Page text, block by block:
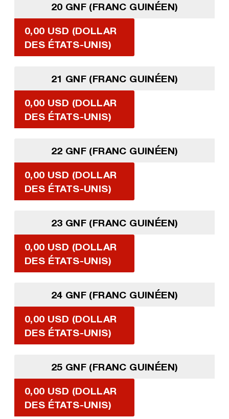
20 GNF (FRANC GUINÉEN)
0,00 USD (DOLLAR
DES ÉTATS-UNIS)
21 GNF (FRANC GUINÉEN)
0,00 USD (DOLLAR
DES ÉTATS-UNIS)
22 GNF (FRANC GUINÉEN)
0,00 USD (DOLLAR
DES ÉTATS-UNIS)
23 GNF (FRANC GUINÉEN)
0,00 USD (DOLLAR
DES ÉTATS-UNIS)
24 GNF (FRANC GUINÉEN)
0,00 USD (DOLLAR
DES ÉTATS-UNIS)
25 GNF (FRANC GUINÉEN)
0,00 USD (DOLLAR
DES ÉTATS-UNIS)